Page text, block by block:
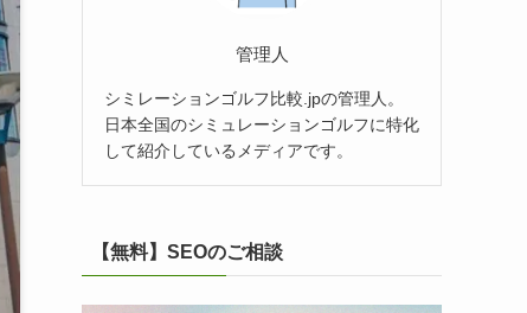
管理人
シミレーションゴルフ比較.jpの管理人。
日本全国のシミュレーションゴルフに特化
して紹介しているメディアです。
【無料】SEOのご相談